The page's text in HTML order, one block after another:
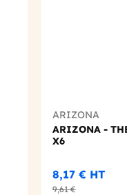
ARIZONA
ARIZONA -
X6
8,17 € HT
9,61 €